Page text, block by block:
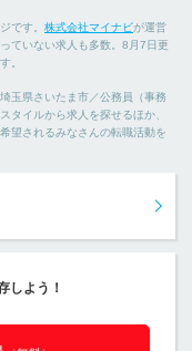
です。 株式会社マイナビが運営
ていない求人も多数。8月7日更
。
玉県さいたま市／公務員（事務
タイルから求人を探せるほか、
望されるみなさんの転職活動を
しよう！